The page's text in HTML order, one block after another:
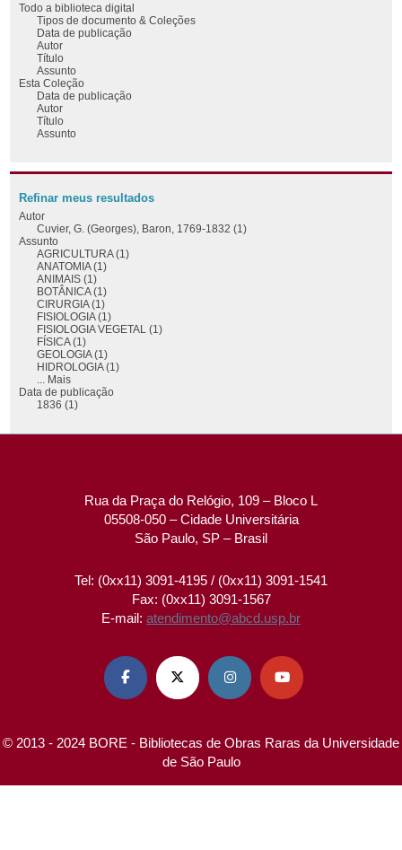
Todo a biblioteca digital
Tipos de documento & Coleções
Data de publicação
Autor
Título
Assunto
Esta Coleção
Data de publicação
Autor
Título
Assunto
Refinar meus resultados
Autor
Cuvier, G. (Georges), Baron, 1769-1832 (1)
Assunto
AGRICULTURA (1)
ANATOMIA (1)
ANIMAIS (1)
BOTÂNICA (1)
CIRURGIA (1)
FISIOLOGIA (1)
FISIOLOGIA VEGETAL (1)
FÍSICA (1)
GEOLOGIA (1)
HIDROLOGIA (1)
... Mais
Data de publicação
1836 (1)
Rua da Praça do Relógio, 109 – Bloco L
05508-050 – Cidade Universitária
São Paulo, SP – Brasil
Tel: (0xx11) 3091-4195 / (0xx11) 3091-1541
Fax: (0xx11) 3091-1567
E-mail: atendimento@abcd.usp.br
   
© 2013 - 2024 BORE - Bibliotecas de Obras Raras da Universidade
de São Paulo